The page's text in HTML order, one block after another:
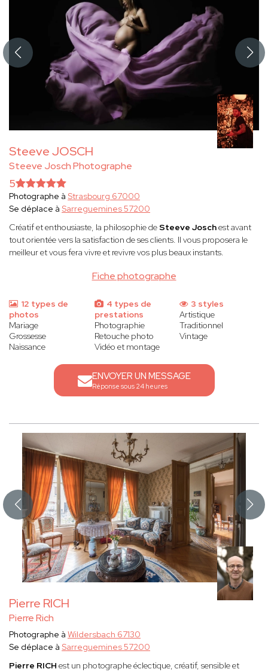
Steeve JOSCH
Steeve Josch Photographe
Fiche photographe
5
Photographe à Strasbourg 67000
Se déplace à Sarreguemines 57200
Créatif et enthousiaste, la philosophiedeSteeve Joschest avant
tout orientée vers la satisfaction de ses clients. Il vous proposera le
meilleur et vous fera vivre et revivre vos plus beaux instants.
12 types de
photos
Mariage
Grossesse
Naissance
4 types de
prestations
Photographie
Retouche photo
Vidéo et montage
3 styles
Artistique
Traditionnel
Vintage
ENVOYER UN MESSAGE
Réponse sous 24 heures
Pierre RICH
Pierre Rich
Photographe à Wildersbach 67130
Se déplace à Sarreguemines 57200
Pierre RICH est un photographe éclectique, créatif, sensible et